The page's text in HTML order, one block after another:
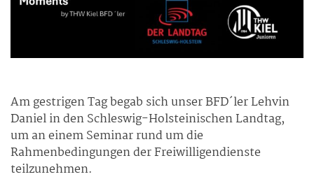
Am gestrigen Tag begab sich unser BFD´ler Lehvin
Daniel in den Schleswig-Holsteinischen Landtag,
um an einem Seminar rund um die
Rahmenbedingungen der Freiwilligendienste
teilzunehmen.